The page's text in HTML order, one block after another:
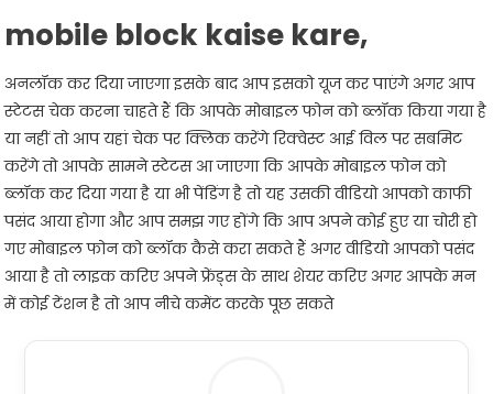
mobile block kaise kare,
अनलॉक कर दिया जाएगा इसके बाद आप इसको यूज कर पाएंगे अगर आप
स्टेटस चेक करना चाहते हैं कि आपके मोबाइल फोन को ब्लॉक किया गया है
या नहीं तो आप यहां चेक पर क्लिक करेंगे रिक्वेस्ट आई विल पर सबमिट
करेंगे तो आपके सामने स्टेटस आ जाएगा कि आपके मोबाइल फोन को
ब्लॉक कर दिया गया है या भी पेंडिंग है तो यह उसकी वीडियो आपको काफी
पसंद आया होगा और आप समझ गए होंगे कि आप अपने कोई हुए या चोरी हो
गए मोबाइल फोन को ब्लॉक कैसे करा सकते हैं अगर वीडियो आपको पसंद
आया है तो लाइक करिए अपने फ्रेंड्स के साथ शेयर करिए अगर आपके मन
में कोई टेंशन है तो आप नीचे कमेंट करके पूछ सकते